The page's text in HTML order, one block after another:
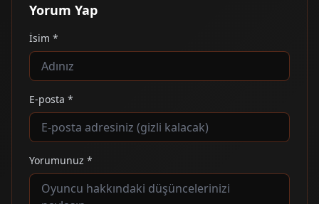
Yorum Yap
İsim *
E-posta *
Yorumunuz *